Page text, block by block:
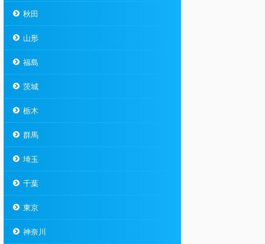
秋田
山形
福島
茨城
栃木
群馬
埼玉
千葉
東京
神奈川